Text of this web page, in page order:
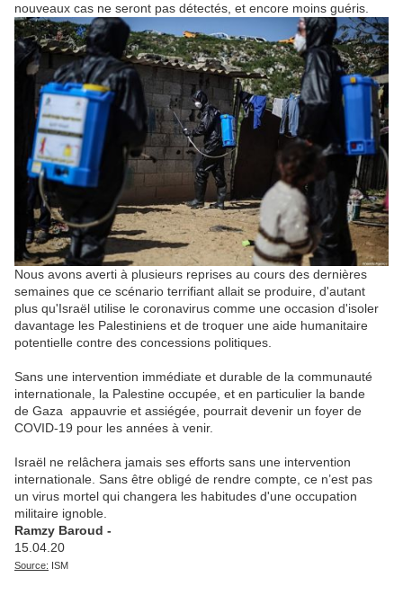
nouveaux cas ne seront pas détectés, et encore moins guéris.
Nous avons averti à plusieurs reprises au cours des dernières
semaines que ce scénario terrifiant allait se produire, d'autant
plus qu'Israël utilise le coronavirus comme une occasion d'isoler
davantage les Palestiniens et de troquer une aide humanitaire
potentielle contre des concessions politiques.
Sans une intervention immédiate et durable de la communauté
internationale, la Palestine occupée, et en particulier la bande
de Gaza appauvrie et assiégée, pourrait devenir un foyer de
COVID-19 pour les années à venir.
Israël ne relâchera jamais ses efforts sans une intervention
internationale. Sans être obligé de rendre compte, ce n’est pas
un virus mortel qui changera les habitudes d'une occupation
militaire ignoble.
Ramzy Baroud -
15.04.20
Source: ISM